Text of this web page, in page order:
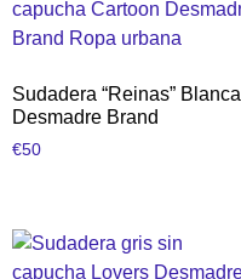
Sudadera “Reinas” Blanca
Desmadre Brand
€50